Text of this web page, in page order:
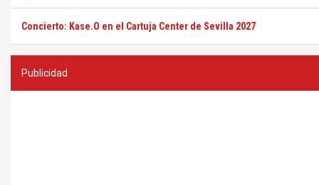
Concierto: Kase.O en el Cartuja Center de Sevilla 2027
Publicidad